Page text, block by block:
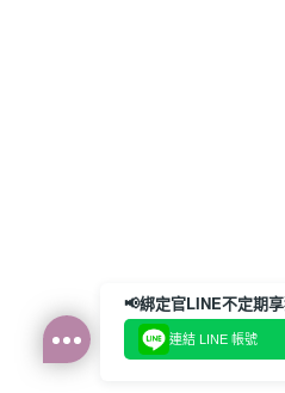
連結 LINE 帳號